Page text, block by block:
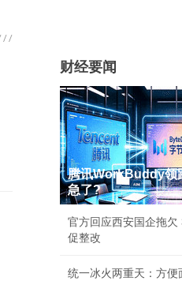
财经要闻
腾讯WorkBuddy领
急了?
官方回应西安国企拖
促整改
统一冰火两重天：方